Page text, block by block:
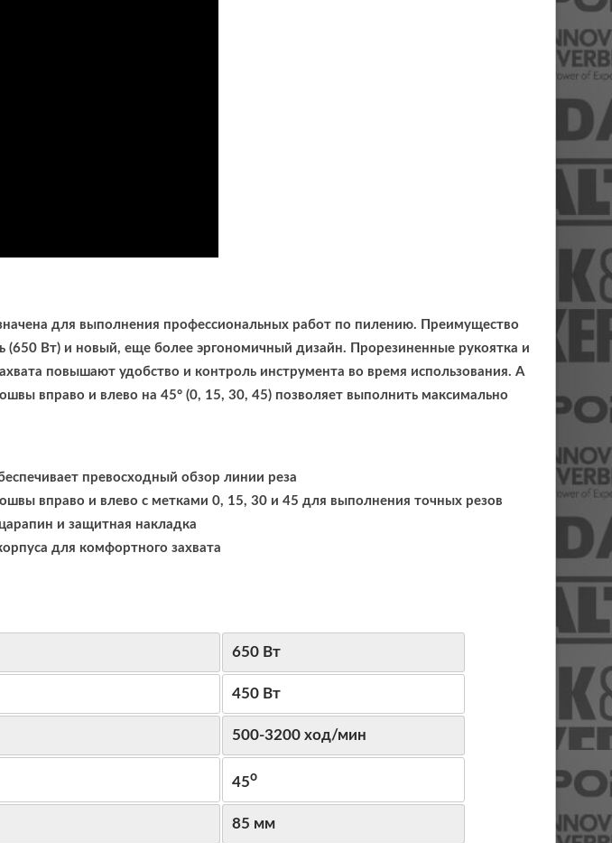
для выполнения профессиональных работ по пилению. Преимущество
Вт) и новый, еще более эргономичный дизайн. Прорезиненные рукоятка и
повышают удобство и контроль инструмента во время использования. А
вправо и влево на 45° (0, 15, 30, 45) позволяет выполнить максимально
превосходный обзор линии реза
вправо и влево с метками 0, 15, 30 и 45 для выполнения точных резов
и защитная накладка
для комфортного захвата
650 Вт
450 Вт
500-3200 ход/мин
45о
85 мм